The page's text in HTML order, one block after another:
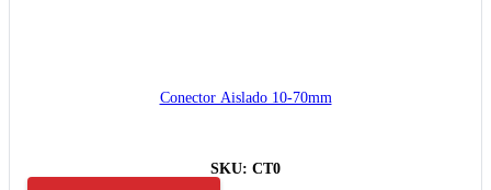
Conector Aislado 10-70mm
SKU: CT0